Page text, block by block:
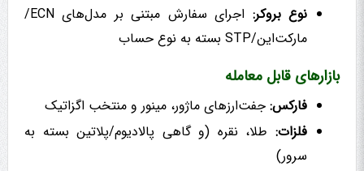
نوع بروکر:
اجرای سفارش مبتنی بر مدل‌های ECN/
مارکت‌این/STP بسته به نوع حساب
بازارهای قابل معامله
فارکس:جفت‌ارزهای ماژور، مینور و منتخب اگزاتیک
فلزات:طلا، نقره (و گاهی پالادیوم/پلاتین بسته به
سرور)